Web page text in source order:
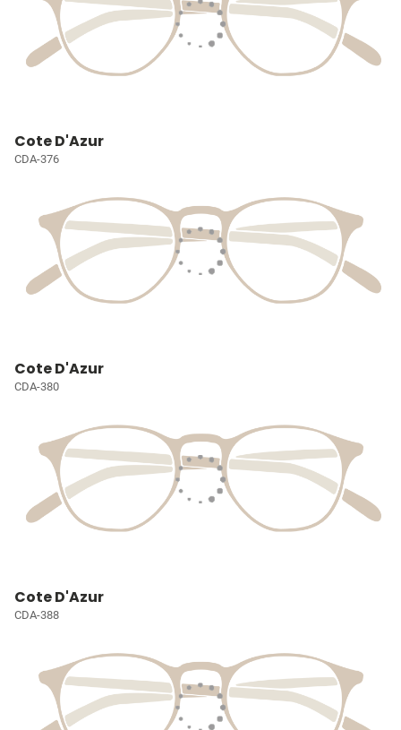
Cote D'Azur
CDA-376
Cote D'Azur
CDA-380
Cote D'Azur
CDA-388